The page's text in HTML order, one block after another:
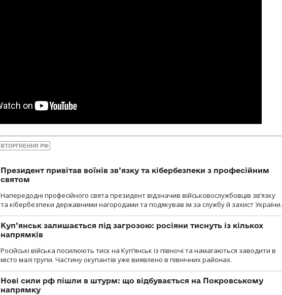
ВТОРГНЕННЯ РФ
Президент привітав воїнів зв’язку та кібербезпеки з професійним
святом
Напередодні професійного свята президент відзначив військовослужбовців зв’язку
та кібербезпеки державними нагородами та подякував їм за службу й захист України.
Куп’янськ залишається під загрозою: росіяни тиснуть із кількох
напрямків
Російські війська посилюють тиск на Куп’янськ із півночі та намагаються заводити в
місто малі групи. Частину окупантів уже виявлено в північних районах.
Нові сили рф пішли в штурм: що відбувається на Покровському
напрямку